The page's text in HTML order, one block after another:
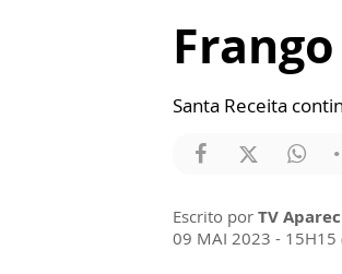
Santa Receita
Escrito por TV
09 MAI 2023 - 15H15